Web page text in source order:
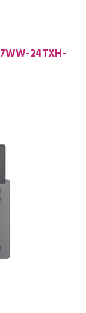
24TXH-